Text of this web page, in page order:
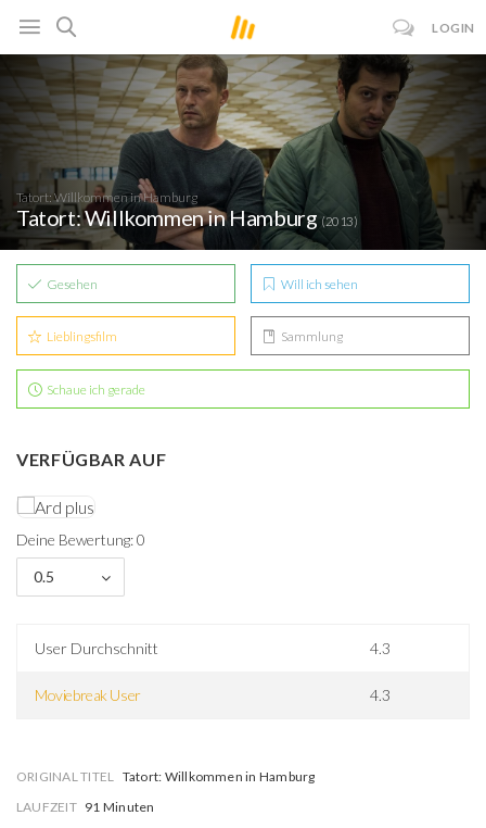
LOGIN
Tatort: Willkommen in Hamburg
Tatort: Willkommen in Hamburg(2013)
Gesehen Will ich sehen
Lieblingsfilm Sammlung
Schaue ich gerade
VERFÜGBAR AUF
Deine Bewertung: 0
0.5
User Durchschnitt 4.3
Moviebreak User 4.3
ORIGINAL TITEL Tatort: Willkommen in Hamburg
LAUFZEIT 91 Minuten